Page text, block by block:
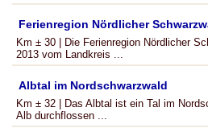
Ferienregion Nördlicher
Km ± 30 | Die Ferienregion Nördlicher
2013 vom Landkreis ...
Albtal im Nordschwarzwald
Km ± 32 | Das Albtal ist ein Tal im
Alb durchflossen ...